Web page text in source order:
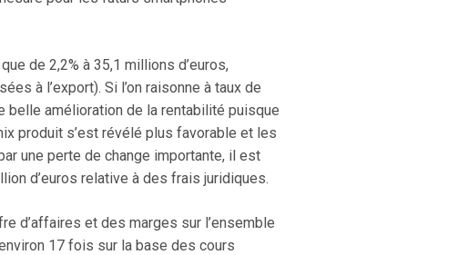
de 2,2% à 35,1 millions d’euros,
à l’export). Si l’on raisonne à taux de
belle amélioration de la rentabilité puisque
produit s’est révélé plus favorable et les
une perte de change importante, il est
d’euros relative à des frais juridiques.
d’affaires et des marges sur l’ensemble
17 fois sur la base des cours